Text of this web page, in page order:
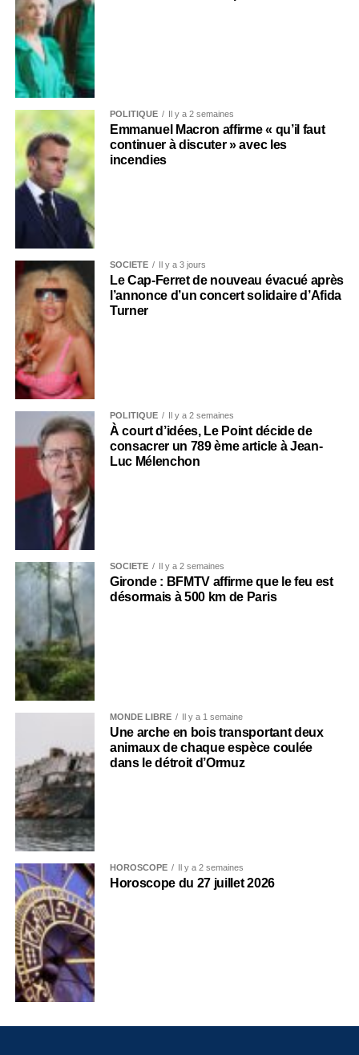
POLITIQUE Il y a 2 semaines
Emmanuel Macron affirme « qu’il faut
continuer à discuter » avec les
incendies
SOCIÉTÉ Il y a 3 jours
Le Cap-Ferret de nouveau évacué après
l’annonce d’un concert solidaire d’Afida
Turner
POLITIQUE Il y a 2 semaines
À court d’idées, Le Point décide de
consacrer un 789 ème article à Jean-
Luc Mélenchon
SOCIÉTÉ Il y a 2 semaines
Gironde : BFMTV affirme que le feu est
désormais à 500 km de Paris
MONDE LIBRE Il y a 1 semaine
Une arche en bois transportant deux
animaux de chaque espèce coulée
dans le détroit d’Ormuz
HOROSCOPE Il y a 2 semaines
Horoscope du 27 juillet 2026